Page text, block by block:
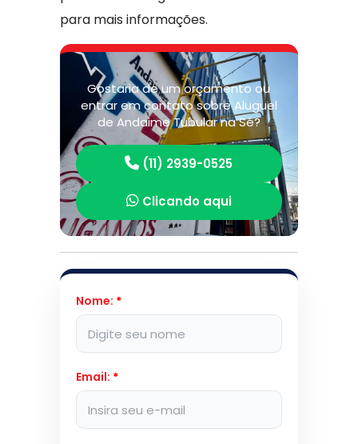
para mais informações.
Gostaria de um orçamento ou
entrar em contato sobre Aluguel
de Andaime Tubular na Sé?
(11) 2939-0525
Clicando aqui
Nome: *
Email: *